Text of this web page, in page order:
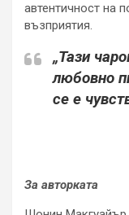
автентичност на
възприятия.
„Тази
любовно
се е
За авторката